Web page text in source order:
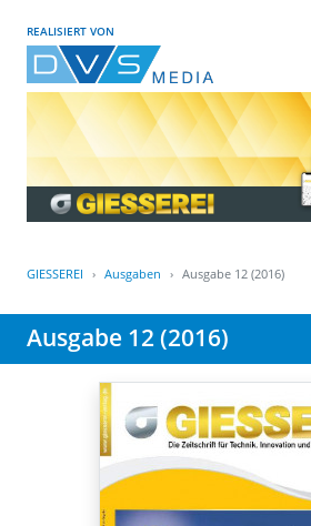
REALISIERT VON
GIESSEREI Ausgaben Ausgabe 12 (2016)
Ausgabe 12 (2016)